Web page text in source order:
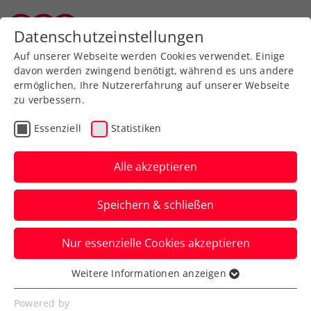
Zurück zur Newsübersicht
Turniere
Generali Open Kitzbühel:
Rodionov zieht gegen
Struff den Kürzeren
Nun kommt es beim ATP-250-Turnier in
Tirol auch im Hauptfeld zu österreichisch-
deutschen Duellen.
Verfasst von: Presseaussendung / Redaktion, 20.07.2025
Datenschutzeinstellungen
Auf unserer Webseite werden Cookies verwendet. Einige
davon werden zwingend benötigt, während es uns andere
ermöglichen, Ihre Nutzererfahrung auf unserer Webseite
zu verbessern.
Essenziell Statistiken
Alle akzeptieren
Speichern & schließen
Nur essenzielle Cookies akzeptieren
Essenziell
Essenzielle Cookies werden für grundlegende
Weitere Informationen anzeigen
Powered by